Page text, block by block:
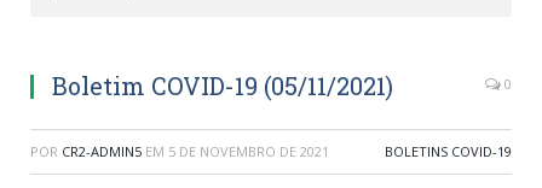
Boletim COVID-19 (05/11/2021) 0
POR CR2-ADMIN5 EM 5 DE NOVEMBRO DE 2021 BOLETINS COVID-19